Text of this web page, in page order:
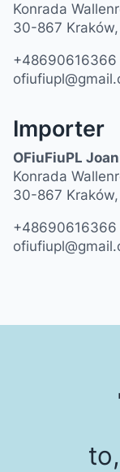
Konrada
30-867
+48690616366
Importer
OFiuFiuPL
Konrada
30-867
+48690616366